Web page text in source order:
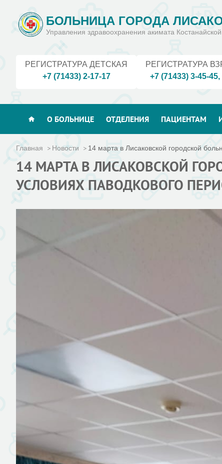
БОЛЬНИЦА ГОРОДА
Управления здравоохранения акимата
РЕГИСТРАТУРА ДЕТСКАЯ
+7 (71433) 2-17-17
РЕГИСТРАТУРА
+7 (71433) 3-45-45,
О БОЛЬНИЦЕ ОТДЕЛЕНИЯ ПАЦИЕНТАМ
Главная Новости 14 марта в Лисаковской городской
14 МАРТА В ЛИСАКОВСКОЙ
УСЛОВИЯХ ПАВОДКОВОГО